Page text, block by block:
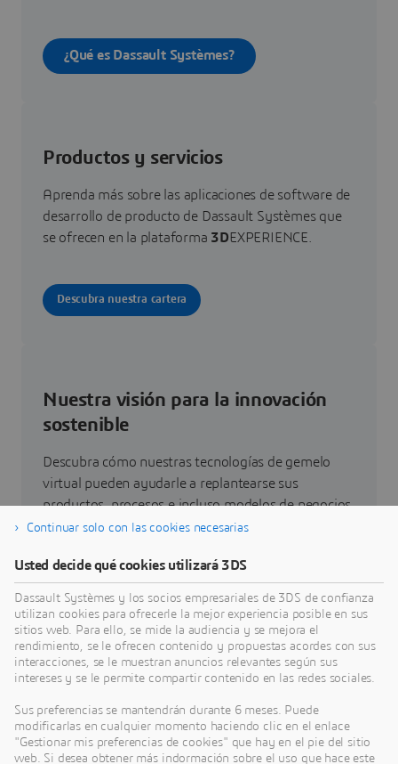
¿Qué es Dassault Systèmes?
Productos y servicios
Aprenda más sobre las aplicaciones de software de
desarrollo de producto de Dassault Systèmes que
se ofrecen en la plataforma 3DEXPERIENCE.
Descubra nuestra cartera
Nuestra visión para la innovación
sostenible
Descubra cómo nuestras tecnologías de gemelo
virtual pueden ayudarle a replantearse sus
productos, procesos e incluso modelos de negocios
que permitan conseguir unas innovaciones
Ir a sostenibilidad
Últimas novedades
Acceso a todas las notas de prensa y recursos de
Continuar solo con las cookies necesarias
Usted decide qué cookies utilizará 3DS
Dassault Systèmes y los socios empresariales de 3DS de confianza
utilizan cookies para ofrecerle la mejor experiencia posible en sus
sitios web. Para ello, se mide la audiencia y se mejora el
rendimiento, se le ofrecen contenido y propuestas acordes con sus
interacciones, se le muestran anuncios relevantes según sus
intereses y se le permite compartir contenido en las redes sociales.
Sus preferencias se mantendrán durante 6 meses. Puede
modificarlas en cualquier momento haciendo clic en el enlace
"Gestionar mis preferencias de cookies" que hay en el pie del sitio
web. Si desea obtener más indormación sobre el uso que hace este